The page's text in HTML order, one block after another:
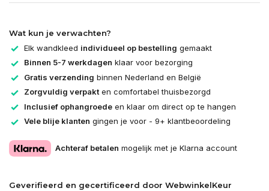
Wat kun je verwachten?
Elk wandkleed individueel op bestelling gemaakt
Binnen 5-7 werkdagen klaar voor bezorging
Gratis verzending binnen Nederland en België
Zorgvuldig verpakten comfortabel thuisbezorgd
Inclusief ophangroede en klaar om direct op te hangen
Vele blije klanten gingen je voor - 9+ klantbeoordeling
Achteraf betalen mogelijk met je Klarna account
Geverifieerd en gecertificeerd door WebwinkelKeur